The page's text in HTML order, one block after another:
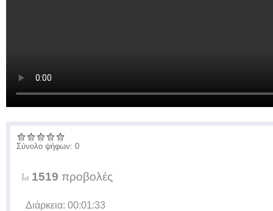
Σύνολο ψήφων: 0
1519 προβολές
Διάρκεια: 00:01:33